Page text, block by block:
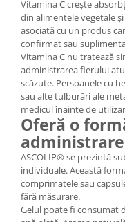
Vitamina C crește
din alimentele vegetale
asociată cu un produs
confirmat sau
Vitamina C nu tratează
administrarea fierului
scăzute. Persoanele cu
sau alte tulburări ale
medicul înainte de
Oferă o
administrare
ASCOLIP® se prezintă
individuale. Această
comprimatele sau
fără măsurare.
Gelul poate fi consumat